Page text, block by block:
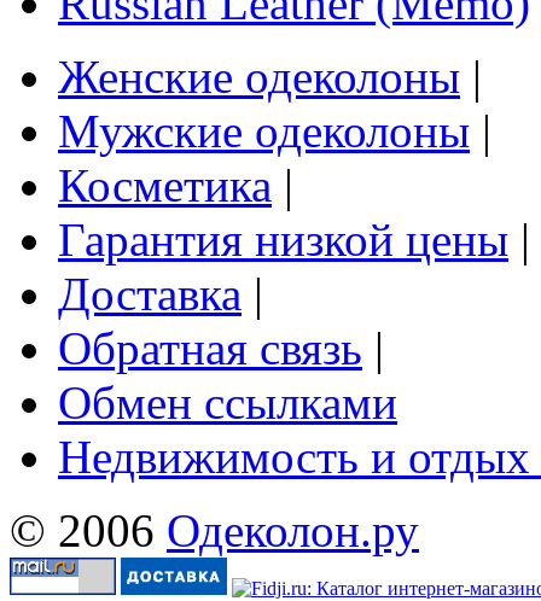
Женские одеколоны |
Мужские одеколоны |
Косметика |
Гарантия низкой цены |
Доставка |
Обратная связь |
Обмен ссылками
Недвижимость и
© 2006 Одеколон.ру